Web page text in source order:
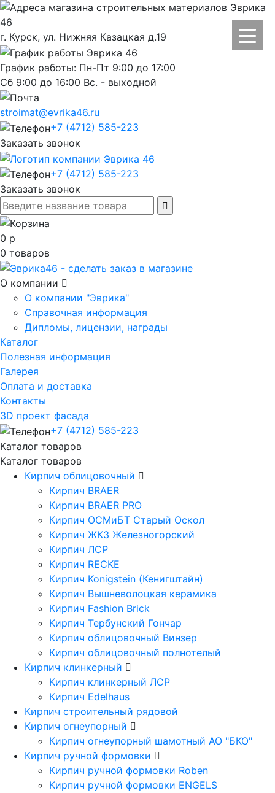
г. Курск, ул. Нижняя Казацкая д.19
График работы: Пн-Пт 9:00 до 17:00
Сб 9:00 до 16:00 Вс. - выходной
stroimat@evrika46.ru
+7 (4712) 585-223
Заказать звонок
+7 (4712) 585-223
Заказать звонок
0 р
0 товаров
О компании
О компании "Эврика"
Справочная информация
Дипломы, лицензии, награды
Каталог
Полезная информация
Галерея
Оплата и доставка
Контакты
3D проект фасада
+7 (4712) 585-223
Каталог товаров
Каталог товаров
Кирпич облицовочный
Кирпич BRAER
Кирпич BRAER PRO
Кирпич ОСМиБТ Старый Оскол
Кирпич ЖКЗ Железногорский
Кирпич ЛСР
Кирпич RECKE
Кирпич Konigstein (Кенигштайн)
Кирпич Вышневолоцкая керамика
Кирпич Fashion Brick
Кирпич Тербунский Гончар
Кирпич облицовочный Винзер
Кирпич облицовочный полнотелый
Кирпич клинкерный
Кирпич клинкерный ЛСР
Кирпич Edelhaus
Кирпич строительный рядовой
Кирпич огнеупорный
Кирпич огнеупорный шамотный АО "БКО"
Кирпич ручной формовки
Кирпич ручной формовки Roben
Кирпич ручной формовки ENGELS